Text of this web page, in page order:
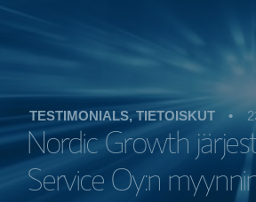
TESTIMONIALS, TIETOISKUT •
Nordic Growth
Service Oy:n